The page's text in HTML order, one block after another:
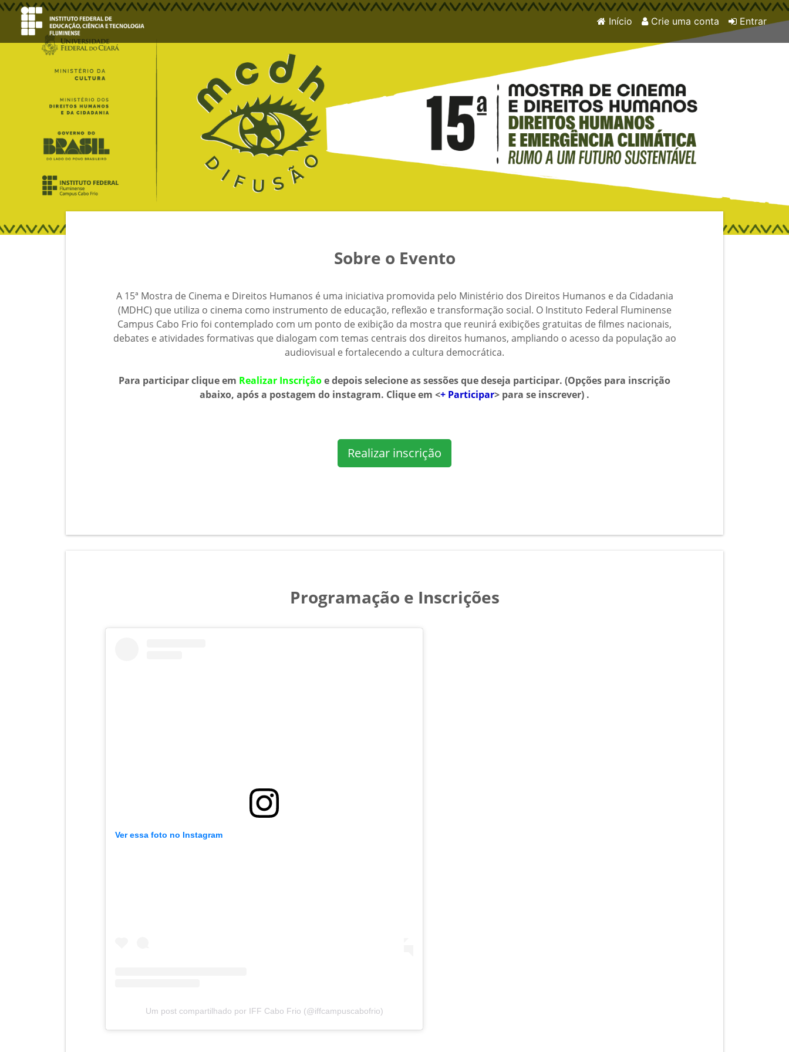
Início Crie uma conta Entrar
Sobre o Evento
A 15ª Mostra de Cinema e Direitos Humanos é uma iniciativa promovida pelo Ministério dos Direitos Humanos e da Cidadania
(MDHC) que utiliza o cinema como instrumento de educação, reflexão e transformação social. O Instituto Federal Fluminense
Campus Cabo Frio foi contemplado com um ponto de exibição da mostra que reunirá exibições gratuitas de filmes nacionais,
debates e atividades formativas que dialogam com temas centrais dos direitos humanos, ampliando o acesso da população ao
audiovisual e fortalecendo a cultura democrática.
Para participar clique em Realizar Inscriçãoe depois selecione as sessões que deseja participar. (Opções para inscrição
abaixo, após a postagem do instagram. Clique em <+ Participar> para se inscrever) .
Realizar inscrição
Programação e Inscrições
Ver essa foto no Instagram
Um post compartilhado por IFF Cabo Frio (@iffcampuscabofrio)